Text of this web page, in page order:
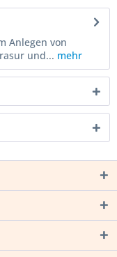
Anlegen von
und... mehr